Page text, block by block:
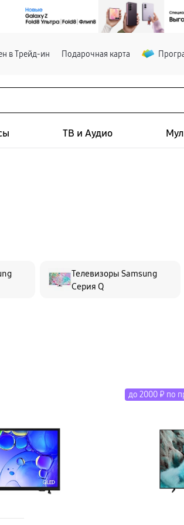
в Трейд-ин Подарочная карта
ТВ и Аудио
Телевизоры Samsung
Серия Q
до 2000 ₽ по